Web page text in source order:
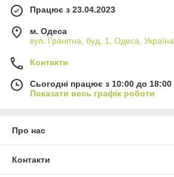
Працює з 23.04.2023
м. Одеса
вул. Гранітна, буд. 1, Одеса, Україна
Контакти
Сьогодні працює з 10:00 до 18:00
Показати весь графік роботи
Про нас
Контакти